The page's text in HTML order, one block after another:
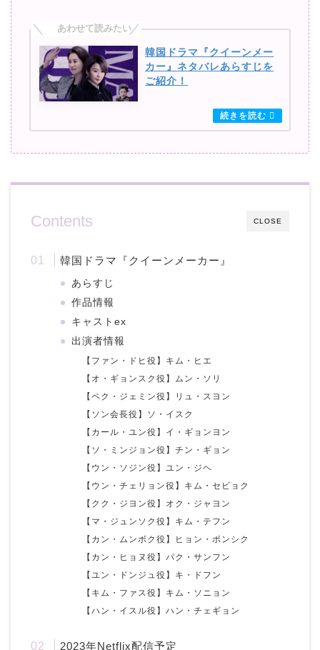
韓国ドラマ『クイーンメー
カー』ネタバレあらすじを
ご紹介！
CLOSE
Contents
韓国ドラマ『クイーンメーカー』
あらすじ
作品情報
キャストex
出演者情報
【ファン・ドヒ役】キム・ヒエ
【オ・ギョンスク役】ムン・ソリ
【ペク・ジェミン役】リュ・スヨン
【ソン会長役】ソ・イスク
【カール・ユン役】イ・ギョンヨン
【ソ・ミンジョン役】チン・ギョン
【ウン・ソジン役】ユン・ジヘ
【ウン・チェリョン役】キム・セビョク
【クク・ジヨン役】オク・ジャヨン
【マ・ジュンソク役】キム・テフン
【カン・ムンボク役】ヒョン・ボンシク
【カン・ヒョヌ役】パク・サンフン
【ユン・ドンジュ役】キ・ドフン
【キム・ファス役】キム・ソニョン
【ハン・イスル役】ハン・チェギョン
2023年Netflix配信予定